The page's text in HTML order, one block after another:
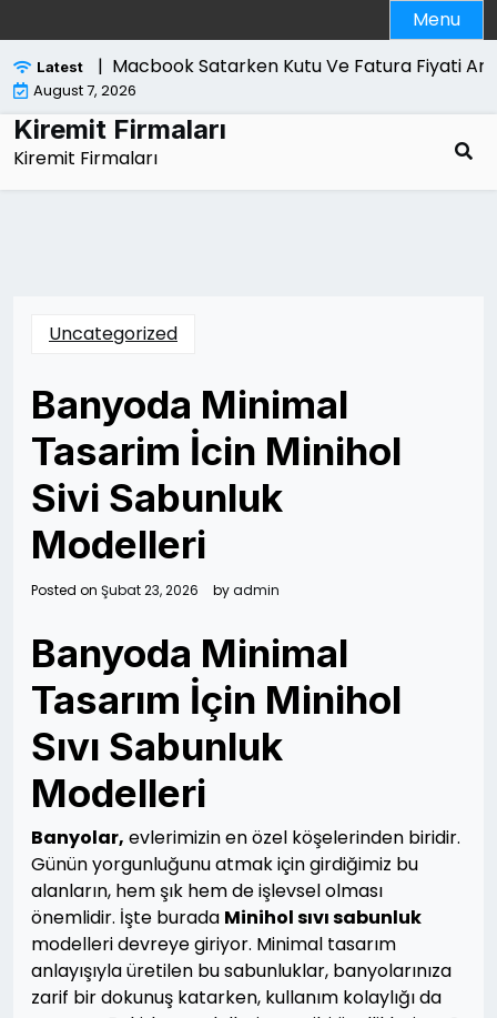
to
content
Menu
Latest
Nelerdir | Macbook Satarken Kutu Ve Fatura Fiyati
August 7, 2026
Kiremit Firmaları
Kiremit Firmaları
Uncategorized
Banyoda Minimal
Tasarim İcin Minihol
Sivi Sabunluk
Modelleri
Posted on Şubat 23, 2026 byadmin
Banyoda Minimal
Tasarım İçin Minihol
Sıvı Sabunluk
Modelleri
Banyolar, evlerimizin en özel köşelerinden biridir.
Günün yorgunluğunu atmak için girdiğimiz bu
alanların, hem şık hem de işlevsel olması
önemlidir. İşte burada Minihol sıvı sabunluk
modelleri devreye giriyor. Minimal tasarım
anlayışıyla üretilen bu sabunluklar, banyolarınıza
zarif bir dokunuş katarken, kullanım kolaylığı da